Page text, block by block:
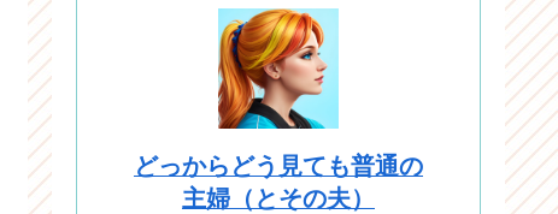
どっからどう見ても普通の
主婦（とその夫）